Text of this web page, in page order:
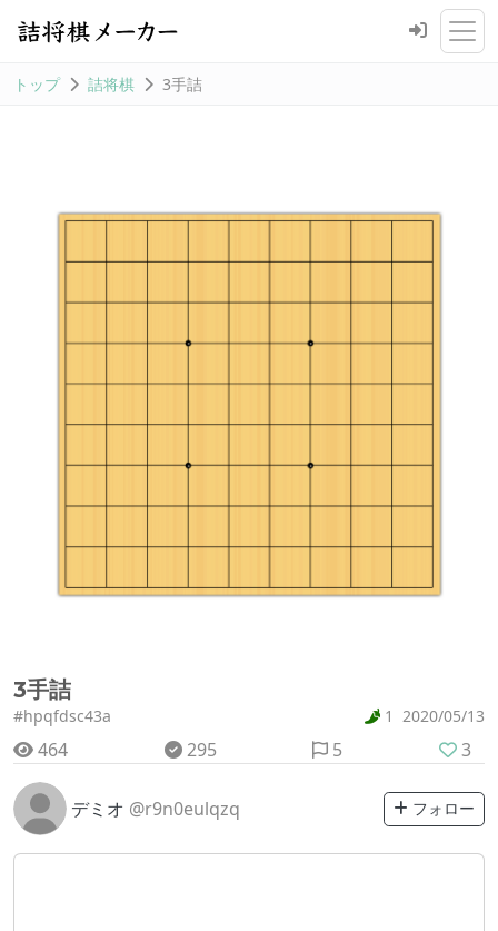
トップ 詰将棋 3手詰
3手詰
#hpqfdsc43a 1 2020/05/13
464 295 5 3
デミオ @r9n0eulqzq フォロー